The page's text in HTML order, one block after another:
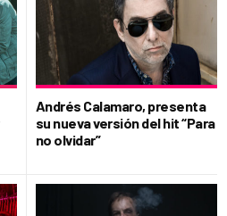
Andrés Calamaro, presenta
su nueva versión del hit “Para
no olvidar”